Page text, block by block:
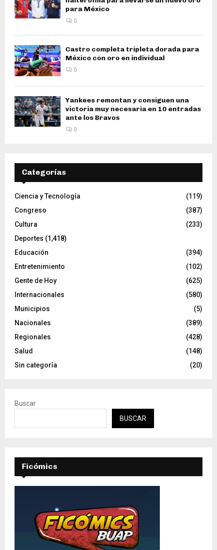
para México
0
Castro completa tripleta dorada para
México con oro en individual
0
Yankees remontan y consiguen una
victoria muy necesaria en 10 entradas
ante los Bravos
0
Categorías
Ciencia y Tecnología
(119)
Congreso
(387)
Cultura
(233)
Deportes (1,418)
Educación
(394)
Entretenimiento
(102)
Gente de Hoy
(625)
Internacionales
(580)
Municipios
(5)
Nacionales
(389)
Regionales
(428)
Salud
(148)
Sin categoría
(20)
Buscar
BUSCAR
Ficómics